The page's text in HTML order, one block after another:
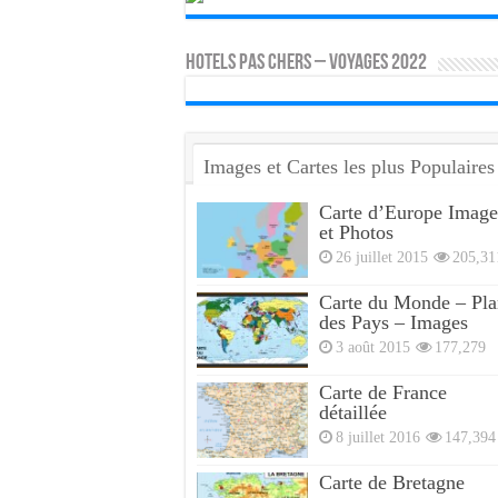
HOTELS PAS CHERS – VOYAGES 2022
Images et Cartes les plus Populaires
Carte d’Europe
et Photos
26 juillet 2015
Carte du Monde –
des Pays – Images
3 août 2015 177,279
Carte de France
détaillée
8 juillet 2016 147,394
Carte de Bretagne